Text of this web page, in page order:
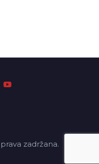
zadržana.